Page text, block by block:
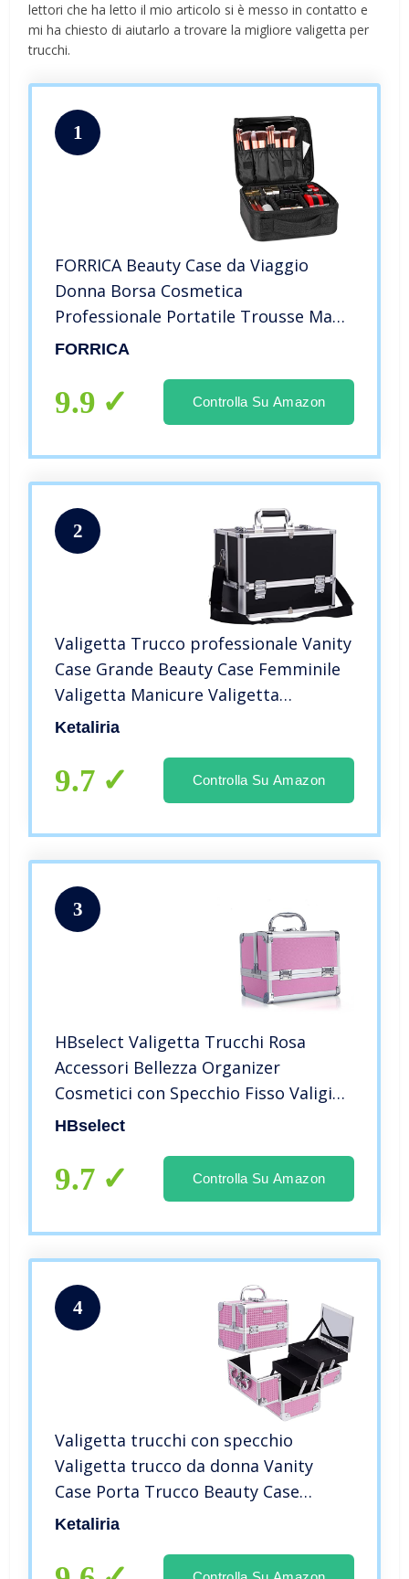
lettori che ha letto il mio articolo si è messo in contatto e
mi ha chiesto di aiutarlo a trovare la migliore valigetta per
trucchi.
1
FORRICA Beauty Case da Viaggio
Donna Borsa Cosmetica
Professionale Portatile Trousse Make
Up Organizers Trucchi Ragazza
Regolabili Nero
FORRICA
9.9 Controlla Su Amazon
2
Valigetta Trucco professionale Vanity
Case Grande Beauty Case Femminile
Valigetta Manicure Valigetta
cosmetica per trucchi, Nero, L
Ketaliria
9.7 Controlla Su Amazon
3
HBselect Valigetta Trucchi Rosa
Accessori Bellezza Organizer
Cosmetici con Specchio Fisso Valigia
Trucco Make Up Professionale
HBselect
9.7 Controlla Su Amazon
4
Valigetta trucchi con specchio
Valigetta trucco da donna Vanity
Case Porta Trucco Beauty Case
Portatile Valigetta per
Ketaliria